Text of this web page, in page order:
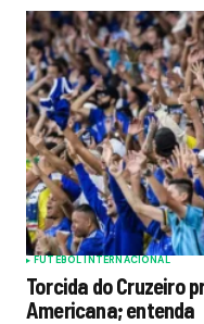
FUTEBOL INTERNACIONAL
Torcida do Cruzeiro
Americana; entenda